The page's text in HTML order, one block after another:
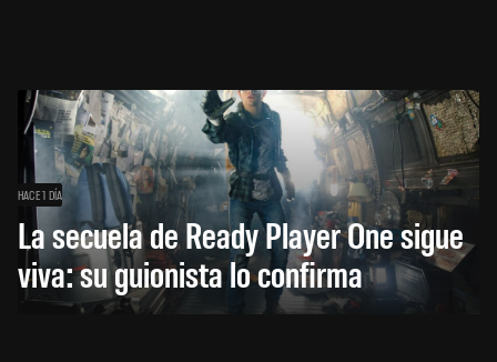
HACE 1 DÍA
La secuela de Ready Player One sigue
viva: su guionista lo confirma